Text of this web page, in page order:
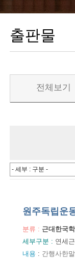
출판물
전체보기
원주독립운
분류 : 근대한국
세부구분 : 연세
내용 : 간행사한